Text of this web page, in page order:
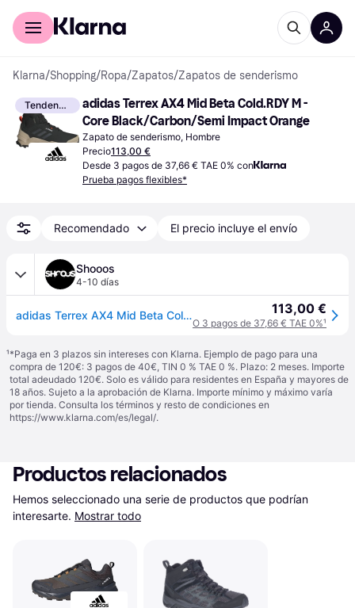
Comprar con Klarna
Klarna/Shopping/Ropa/Zapatos/Zapatos de senderismo
Tendencia
adidas Terrex AX4 Mid Beta Cold.RDY M -
Core Black/Carbon/Semi Impact Orange
Zapato de senderismo, Hombre
Precio113,00 €
Desde 3 pagos de 37,66 € TAE 0% con
Prueba pagos flexibles*
Recomendado El precio incluye el envío
Shooos
4-10 días
adidas Terrex AX4 Mid Beta Cold.Rdy Hombres - Zapatos adidas Performance - Negro - IG8849-7.5 - Size: 7.5 113,00 €
O 3 pagos de 37,66 € TAE 0%¹
¹*Paga en 3 plazos sin intereses con Klarna. Ejemplo de pago para una
compra de 120€: 3 pagos de 40€, TIN 0 % TAE 0 %. Plazo: 2 meses. Importe
total adeudado 120€. Solo es válido para residentes en España y mayores de
18 años. Sujeto a la aprobación de Klarna. Importe mínimo y máximo varía
por tienda. Consulta los términos y resto de condiciones en
https://www.klarna.com/es/legal/.
Productos relacionados
Hemos seleccionado una serie de productos que podrían
interesarte. Mostrar todo